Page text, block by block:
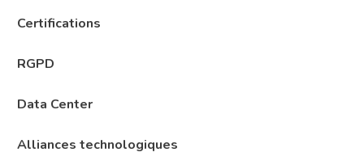
Certifications
RGPD
Data Center
Alliances technologiques